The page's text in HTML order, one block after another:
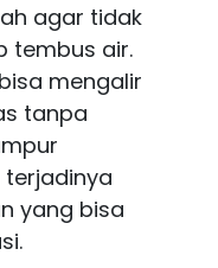
agar tidak
tembus air.
mengalir
tanpa
terjadinya
yang bisa